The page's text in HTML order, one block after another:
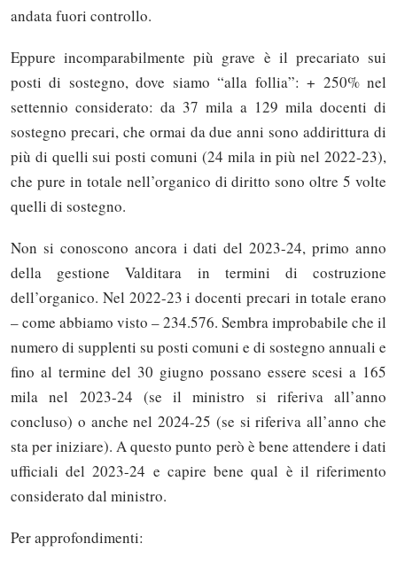
andata fuori controllo.
Eppure incomparabilmente più grave è il precariato sui
posti di sostegno, dove siamo “alla follia”: + 250% nel
settennio considerato: da 37 mila a 129 mila docenti di
sostegno precari, che ormai da due anni sono addirittura di
più di quelli sui posti comuni (24 mila in più nel 2022-23),
che pure in totale nell’organico di diritto sono oltre 5 volte
quelli di sostegno.
Non si conoscono ancora i dati del 2023-24, primo anno
della gestione Valditara in termini di costruzione
dell’organico. Nel 2022-23 i docenti precari in totale erano
– come abbiamo visto – 234.576. Sembra improbabile che il
numero di supplenti su posti comuni e di sostegno annuali e
fino al termine del 30 giugno possano essere scesi a 165
mila nel 2023-24 (se il ministro si riferiva all’anno
concluso) o anche nel 2024-25 (se si riferiva all’anno che
sta per iniziare). A questo punto però è bene attendere i dati
ufficiali del 2023-24 e capire bene qual è il riferimento
considerato dal ministro.
Per approfondimenti: